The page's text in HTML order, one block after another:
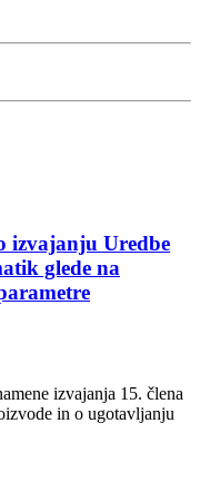
izvajanju Uredbe
glede na
izvajanja 15. člena
in o ugotavljanju